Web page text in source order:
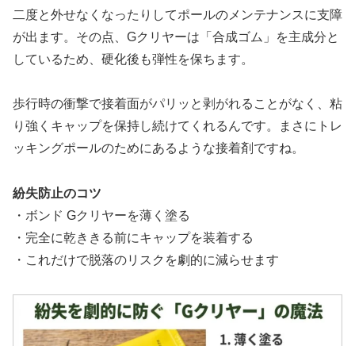
二度と外せなくなったりしてポールのメンテナンスに支障
が出ます。その点、Gクリヤーは「合成ゴム」を主成分と
しているため、硬化後も弾性を保ちます。
歩行時の衝撃で接着面がパリッと剥がれることがなく、粘
り強くキャップを保持し続けてくれるんです。まさにトレ
ッキングポールのためにあるような接着剤ですね。
紛失防止のコツ
・ボンド Gクリヤーを薄く塗る
・完全に乾ききる前にキャップを装着する
・これだけで脱落のリスクを劇的に減らせます